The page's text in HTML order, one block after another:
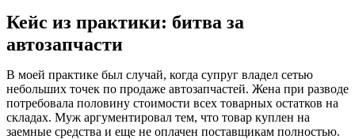
Кейс из практики: битва за
автозапчасти
В моей практике был случай, когда супруг владел сетью
небольших точек по продаже автозапчастей. Жена при разводе
потребовала половину стоимости всех товарных остатков на
складах. Муж аргументировал тем, что товар куплен на
заемные средства и еще не оплачен поставщикам полностью.